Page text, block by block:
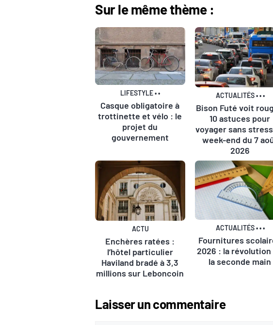
Sur le même thème :
LIFESTYLE••
Casque obligatoire à
trottinette et vélo : le
projet du
gouvernement
ACTUALITÉS•••
Bison Futé voit
10 astuces pour
voyager sans
week-end du 7
2026
ACTU
Enchères ratées :
l’hôtel particulier
Haviland bradé à 3,3
millions sur Leboncoin
ACTUALITÉS•••
Fournitures
2026 : la révolution
la seconde main
Laisser un commentaire